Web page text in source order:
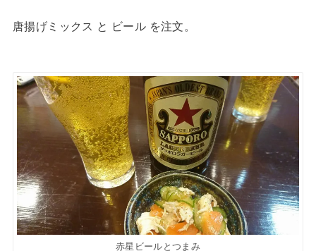
唐揚げミックス と ビール を注文。
赤星ビールとつまみ